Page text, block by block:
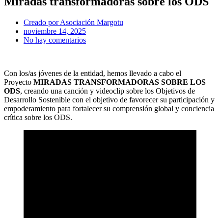
Creado porAsociación Margotu
noviembre 14, 2025
No hay comentarios
Con los/as jóvenes de la entidad, hemos llevado a cabo el
Proyecto MIRADAS TRANSFORMADORAS SOBRE LOS
ODS, creando una canción y videoclip sobre los Objetivos de
Desarrollo Sostenible con el objetivo de favorecer su participación y
empoderamiento para fortalecer su comprensión global y conciencia
crítica sobre los ODS.